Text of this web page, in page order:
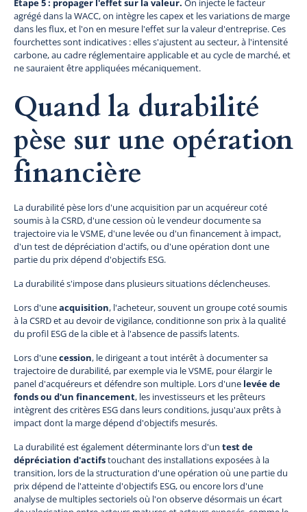
Étape 5 : propager l'effet sur la valeur. On injecte le facteur
agrégé dans la WACC, on intègre les capex et les variations de marge
dans les flux, et l'on en mesure l'effet sur la valeur d'entreprise. Ces
fourchettes sont indicatives : elles s'ajustent au secteur, à l'intensité
carbone, au cadre réglementaire applicable et au cycle de marché, et
ne sauraient être appliquées mécaniquement.
Quand la durabilité
pèse sur une opération
financière
La durabilité pèse lors d'une acquisition par un acquéreur coté
soumis à la CSRD, d'une cession où le vendeur documente sa
trajectoire via le VSME, d'une levée ou d'un financement à impact,
d'un test de dépréciation d'actifs, ou d'une opération dont une
partie du prix dépend d'objectifs ESG.
La durabilité s'impose dans plusieurs situations déclencheuses.
Lors d'uneacquisition, l'acheteur, souvent un groupe coté soumis
à la CSRD et au devoir de vigilance, conditionne son prix à la qualité
du profil ESG de la cible et à l'absence de passifs latents.
Lors d'unecession, le dirigeant a tout intérêt à documenter sa
trajectoire de durabilité, par exemple via le VSME, pour élargir le
panel d'acquéreurs et défendre son multiple. Lors d'une levée de
fonds ou d'un financement, les investisseurs et les prêteurs
intègrent des critères ESG dans leurs conditions, jusqu'aux prêts à
impact dont la marge dépend d'objectifs mesurés.
La durabilité est également déterminante lors d'un test de
dépréciation d'actifstouchant des installations exposées à la
transition, lors de la structuration d'une opération où une partie du
prix dépend de l'atteinte d'objectifs ESG, ou encore lors d'une
analyse de multiples sectoriels où l'on observe désormais un écart